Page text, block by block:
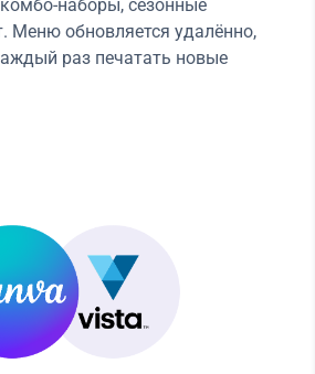
наборы, сезонные
Меню обновляется удалённо,
раз печатать новые